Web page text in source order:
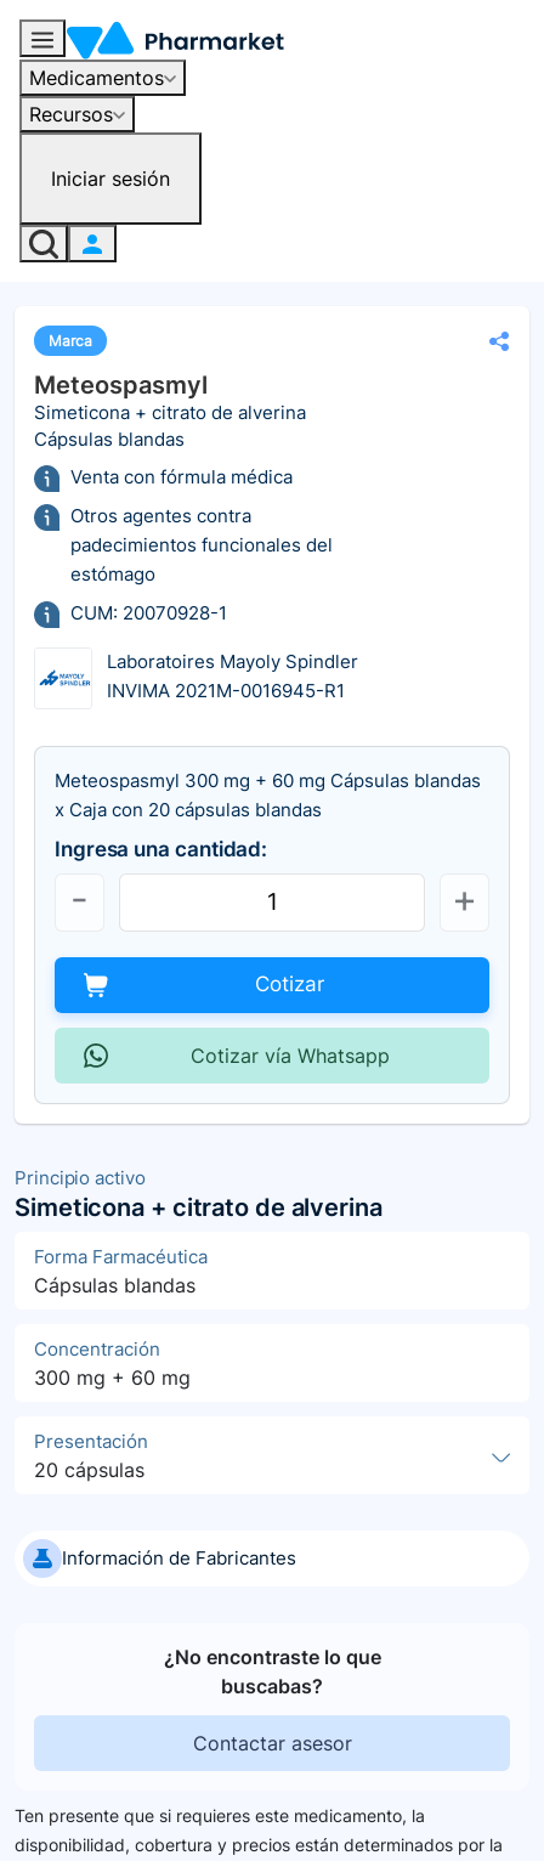
Medicamentos
Recursos
Iniciar sesión
Principio activo
Simeticona + citrato de alverina
Forma Farmacéutica
Cápsulas blandas
Concentración
300 mg + 60 mg
Presentación
20 cápsulas
Información de Fabricantes
¿No encontraste lo que
buscabas?
Contactar asesor
Marca
Meteospasmyl
Simeticona + citrato de alverina
Cápsulas blandas
Venta con fórmula médica
Otros agentes contra
padecimientos funcionales del
estómago
CUM: 20070928-1
Laboratoires Mayoly Spindler
INVIMA 2021M-0016945-R1
Meteospasmyl 300 mg + 60 mg Cápsulas blandas
x Caja con 20 cápsulas blandas
Ingresa una cantidad:
Cotizar
Cotizar vía Whatsapp
Ten presente que si requieres este medicamento, la
disponibilidad, cobertura y precios están determinados por la